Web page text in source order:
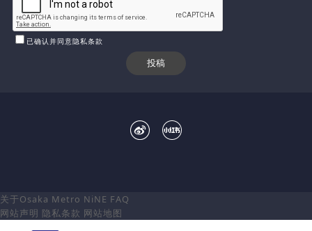
已确认并同意隐私条款
关于Osaka Metro NiNE FAQ
网站声明 隐私条款 网站地图